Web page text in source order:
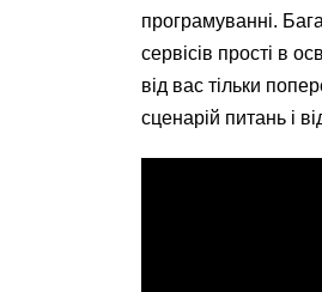
програмуванні.
сервісів прості в
від вас тільки
сценарій питань і